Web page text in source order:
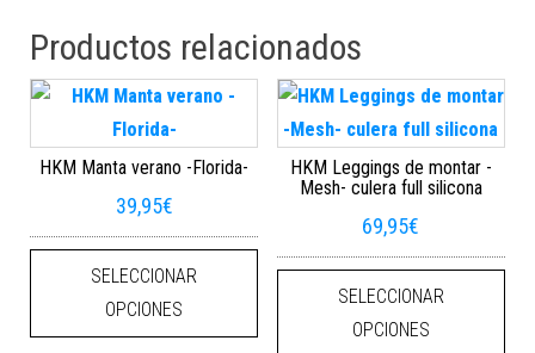
Productos relacionados
HKM Manta verano -Florida-
39,95€
SELECCIONAR
OPCIONES
Este producto tiene múltiples
HKM Leggings de montar -
Mesh- culera full silicona
69,95€
SELECCIONAR
OPCIONES